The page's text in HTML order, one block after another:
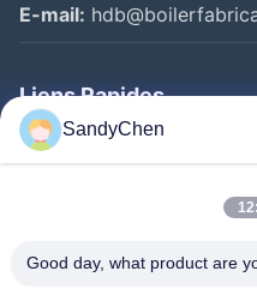
E-mail:
Liens Rapides
Maison
Au Sujet De Nous
SandyChen
Good day, what product are